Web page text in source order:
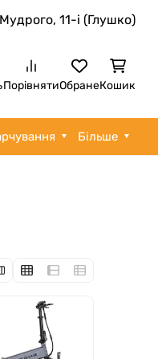
11-i (Глушко)
ПорівнятиОбранеКошик
Більше